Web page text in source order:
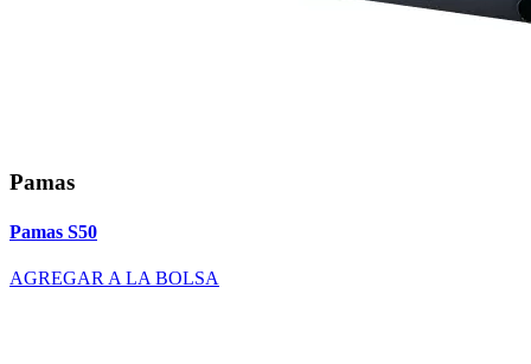
Pamas
Pamas S50
AGREGAR A LA BOLSA